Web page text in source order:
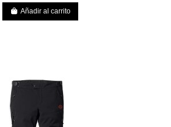
Añadir al carrito